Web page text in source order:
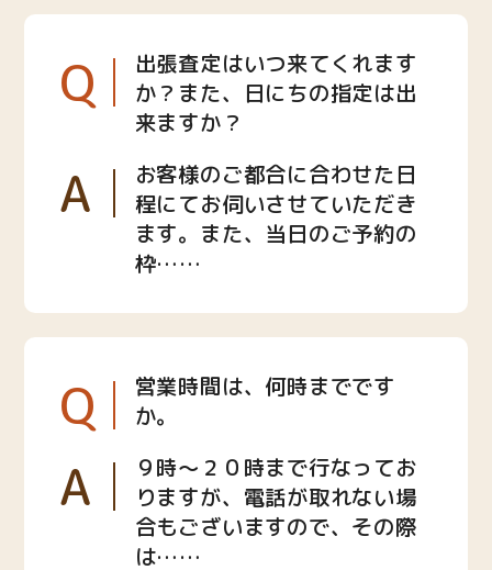
Q
出張査定はいつ来てくれます
か？また、日にちの指定は出
来ますか？
A
お客様のご都合に合わせた日
程にてお伺いさせていただき
ます。また、当日のご予約の
枠……
Q
営業時間は、何時までです
か。
A
９時〜２０時まで行なってお
りますが、電話が取れない場
合もございますので、その際
は……